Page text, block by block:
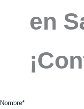
en
Nombre*